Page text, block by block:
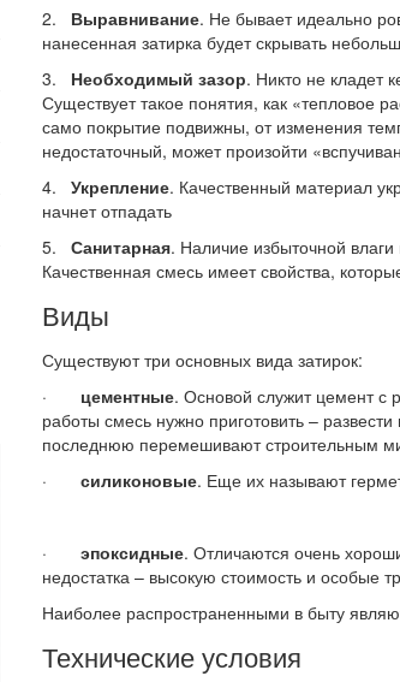
2. Выравнивание. Не бывает идеально
нанесенная затирка будет скрывать
3. Необходимый зазор. Никто не кладет
Существует такое понятия, как «тепловое
само покрытие подвижны, от изменения
недостаточный, может произойти
4. Укрепление. Качественный материал
начнет отпадать
5. Санитарная. Наличие избыточной
Качественная смесь имеет свойства,
Виды
Существуют три основных вида затирок:
· цементные. Основой служит цемент с
работы смесь нужно приготовить –
последнюю перемешивают строительным
· силиконовые. Еще их называют
· эпоксидные. Отличаются очень
недостатка – высокую стоимость и особые
Наиболее распространенными в быту
Технические условия